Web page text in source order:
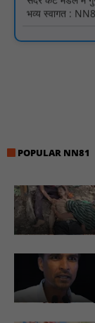
विश्व आदिवासी
विधायक विनोद
प्राथमिक स्वास्थ्य
जनआरोग्य मेले -
POPULAR NN81